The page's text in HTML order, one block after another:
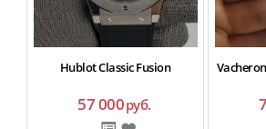
Hublot Classic Fusion
57 000руб.